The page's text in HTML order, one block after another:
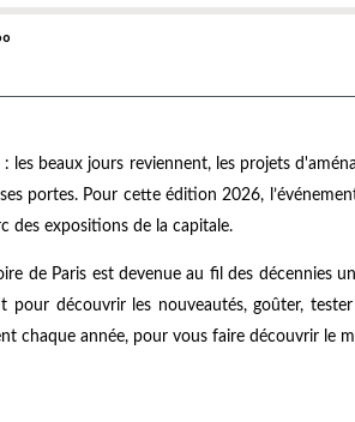
les beaux jours reviennent, les projets
portes. Pour cette édition 2026,
des expositions de la capitale.
de Paris est devenue au fil des décennies
pour découvrir les nouveautés, goûter,
chaque année, pour vous faire découvrir le